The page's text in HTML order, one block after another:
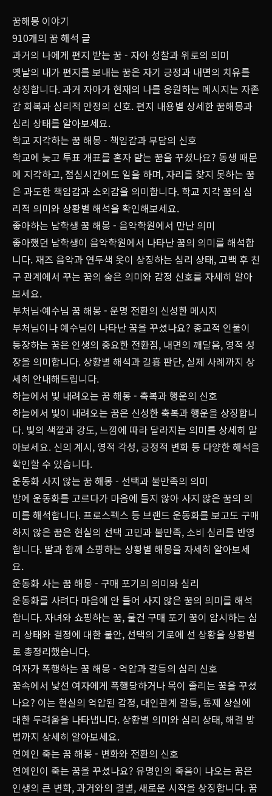
꿈해몽 이야기
910개의 꿈 해석 글
과거의 나에게 편지 받는 꿈 - 자아 성찰과 위로의 의미
옛날의 내가 편지를 보내는 꿈은 자기 긍정과 내면의 치유를
상징합니다. 과거 자아가 현재의 나를 응원하는 메시지는 자존
감 회복과 심리적 안정의 신호. 편지 내용별 상세한 꿈해몽과
심리 상태를 알아보세요.
학교 지각하는 꿈 해몽 - 책임감과 부담의 신호
학교에 늦고 투표 개표를 혼자 맡는 꿈을 꾸셨나요? 동생 때문
에 지각하고, 점심시간에도 일을 하며, 자리를 찾지 못하는 꿈
은 과도한 책임감과 소외감을 의미합니다. 학교 지각 꿈의 심
리적 의미와 상황별 해석을 확인해보세요.
좋아하는 남학생 꿈 해몽 - 음악학원에서 만난 의미
좋아했던 남학생이 음악학원에서 나타난 꿈의 의미를 해석합
니다. 재즈 음악과 연두색 옷이 상징하는 심리 상태, 고백 후 친
구 관계에서 꾸는 꿈의 숨은 의미와 감정 신호를 자세히 알아
보세요.
부처님·예수님 꿈 해몽 - 운명 전환의 신성한 메시지
부처님이나 예수님이 나타난 꿈을 꾸셨나요? 종교적 인물이
등장하는 꿈은 인생의 중요한 전환점, 내면의 깨달음, 영적 성
장을 의미합니다. 상황별 해석과 길흉 판단, 실제 사례까지 상
세히 안내해드립니다.
하늘에서 빛 내려오는 꿈 해몽 - 축복과 행운의 신호
하늘에서 빛이 내려오는 꿈은 신성한 축복과 행운을 상징합니
다. 빛의 색깔과 강도, 느낌에 따라 달라지는 의미를 상세히 알
아보세요. 신의 계시, 영적 각성, 긍정적 변화 등 다양한 해석을
확인할 수 있습니다.
운동화 사지 않는 꿈 해몽 - 선택과 불만족의 의미
밤에 운동화를 고르다가 마음에 들지 않아 사지 않은 꿈의 의
미를 해석합니다. 프로스펙스 등 브랜드 운동화를 보고도 구매
하지 않은 꿈은 현실의 선택 고민과 불만족, 소비 심리를 반영
합니다. 딸과 함께 쇼핑하는 상황별 해몽을 자세히 알아보세
요.
운동화 사는 꿈 해몽 - 구매 포기의 의미와 심리
운동화를 사려다 마음에 안 들어 사지 않은 꿈의 의미를 해석
합니다. 자녀와 쇼핑하는 꿈, 물건 구매 포기 꿈이 암시하는 심
리 상태와 결정에 대한 불안, 선택의 기로에 선 상황을 상황별
로 총정리했습니다.
여자가 폭행하는 꿈 해몽 - 억압과 갈등의 심리 신호
꿈속에서 낯선 여자에게 폭행당하거나 목이 졸리는 꿈을 꾸셨
나요? 이는 현실의 억압된 감정, 대인관계 갈등, 통제 상실에
대한 두려움을 나타냅니다. 상황별 의미와 심리 상태, 해결 방
법까지 상세히 알아보세요.
연예인 죽는 꿈 해몽 - 변화와 전환의 신호
연예인이 죽는 꿈을 꾸셨나요? 유명인의 죽음이 나오는 꿈은
인생의 큰 변화, 과거와의 결별, 새로운 시작을 상징합니다. 꿈